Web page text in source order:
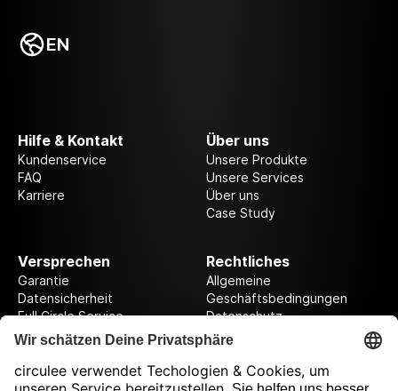
EN
Hilfe & Kontakt
Kundenservice
FAQ
Karriere
Über uns
Unsere Produkte
Unsere Services
Über uns
Case Study
Versprechen
Garantie
Datensicherheit
Full Circle Service
Rechtliches
Allgemeine
Geschäftsbedingungen
Datenschutz
Datenschutzeinstellungen